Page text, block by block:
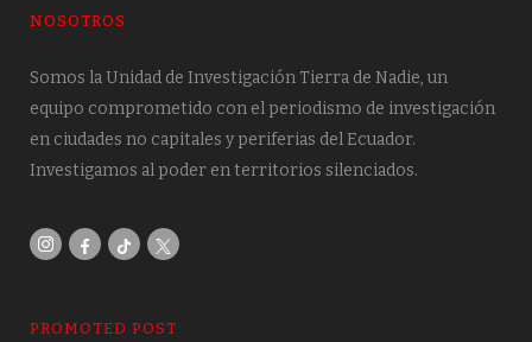
NOSOTROS
Somos la Unidad de Investigación Tierra de Nadie, un
equipo comprometido con el periodismo de investigación
en ciudades no capitales y periferias del Ecuador.
Investigamos al poder en territorios silenciados.
PROMOTED POST